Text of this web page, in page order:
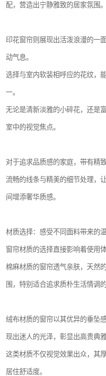
配，营造出宁静雅致的居家氛围。
印花窗帘则展现出活泼浪漫的一
动气息。
选择与室内软装相呼应的花纹，
一。
无论是清新淡雅的小碎花，还是
室中的视觉焦点。
对于追求品质感的家庭，带有精
流畅的线条与精美的细节处理，
间增添奢华质感。
材质选择：感受不同面料带来的
窗帘材质的选择直接影响着使用
棉麻材质的窗帘透气亲肤，天然
围，特别适合追求质朴生活情调的
绒布材质的窗帘以其优异的垂坠
现出迷人的光泽，彰显出高贵典雅
这类材质不仅视觉效果出众，其
居住舒适度。